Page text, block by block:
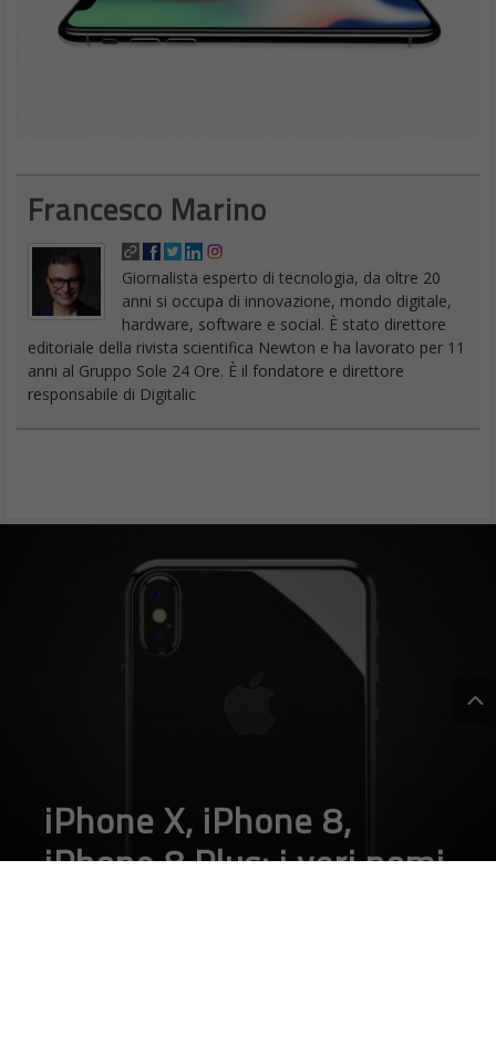
Francesco Marino
Giornalista esperto di tecnologia, da oltre 20
anni si occupa di innovazione, mondo digitale,
hardware, software e social. È stato direttore
editoriale della rivista scientifica Newton e ha lavorato per 11
anni al Gruppo Sole 24 Ore. È il fondatore e direttore
responsabile di Digitalic
iPhone X, iPhone 8,
iPhone 8 Plus: i veri nomi